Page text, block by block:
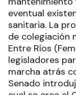
eventual
sanitaria. La
de colegiación
Entre Ríos
legisladores
marcha atrás
Senado